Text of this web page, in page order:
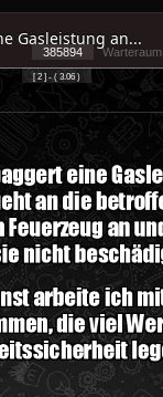
Gasleistung an...
385894
Warteraum
[ 2 ] - ( 3.06 )